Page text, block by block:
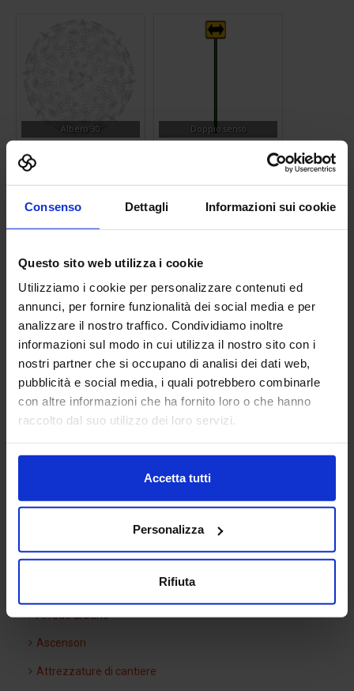
Consenso Dettagli Informazioni sui cookie
Questo sito web utilizza i cookie
Utilizziamo i cookie per personalizzare contenuti ed
annunci, per fornire funzionalità dei social media e per
analizzare il nostro traffico. Condividiamo inoltre
informazioni sul modo in cui utilizza il nostro sito con i
nostri partner che si occupano di analisi dei dati web,
pubblicità e social media, i quali potrebbero combinarle
con altre informazioni che ha fornito loro o che hanno
raccolto dal suo utilizzo dei loro servizi.
Accetta tutti
Personalizza
Rifiuta
Albero 30 Doppio senso
Silhouette bimba Water Closet 16
Cucina 05
Categorie Blocchi CAD
Arredi interni
Arredo urbano
Ascensori
Attrezzature di cantiere